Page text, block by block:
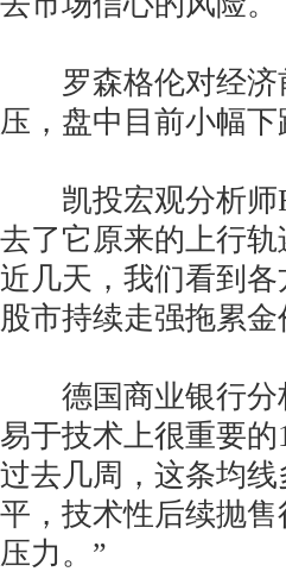
罗森格伦对经济
压，盘中目前小幅下
凯投宏观分析师
去了它原来的上行
近几天，我们看到
股市持续走强拖累
德国商业银行分
易于技术上很重要
过去几周，这条均
平，技术性后续抛
压力。”